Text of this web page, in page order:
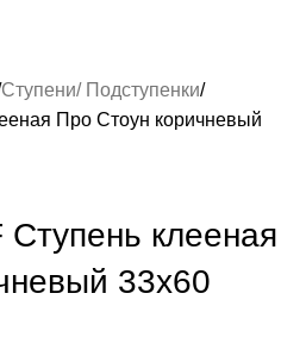
Ступени/ Подступенки
Про Стоун коричневый
клееная
33х60